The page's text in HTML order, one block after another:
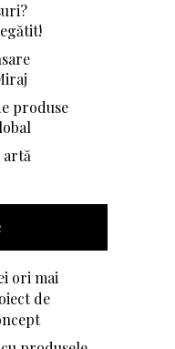
produse
artă
ori mai
de